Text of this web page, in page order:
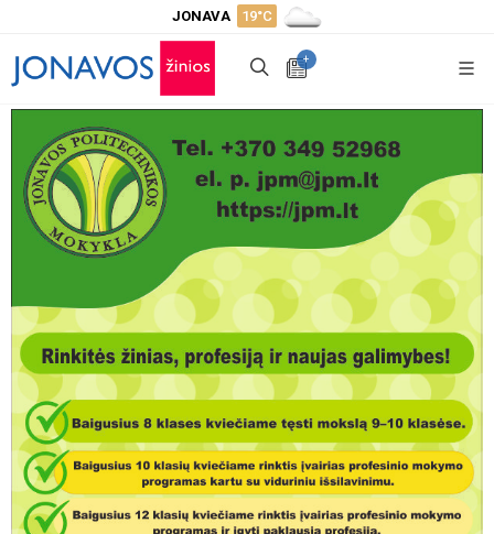
JONAVA 19°C
+